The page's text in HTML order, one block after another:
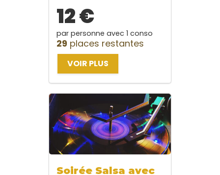
12 €
par personne avec 1 conso
29 places restantes
VOIR PLUS
Soirée Salsa avec